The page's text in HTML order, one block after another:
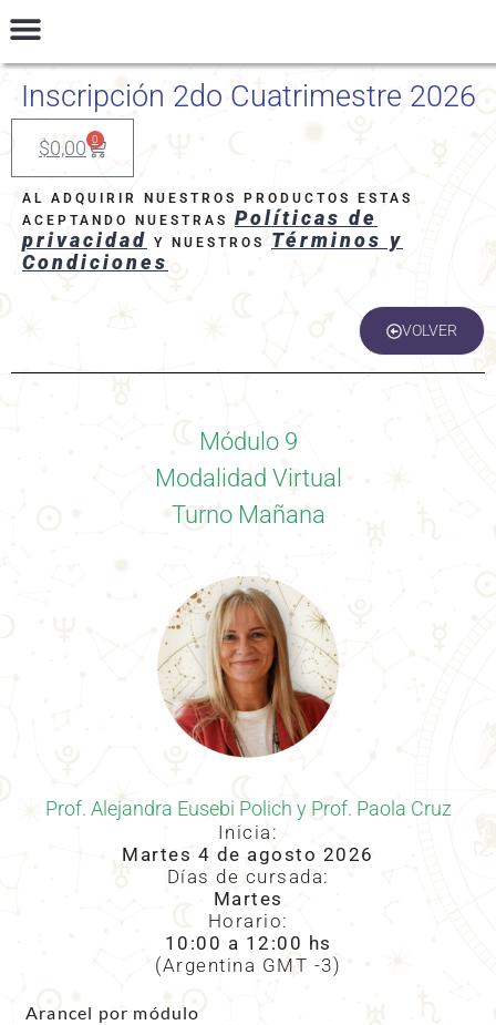
Inscripción 2do Cuatrimestre 2026
$0,00 0
AL ADQUIRIR NUESTROS PRODUCTOS ESTAS
ACEPTANDO NUESTRAS Políticas de
privacidad Y NUESTROS Términos y
Condiciones
VOLVER
Módulo 9
Modalidad Virtual
Turno Mañana
Prof. Alejandra Eusebi Polich y Prof. Paola Cruz
Inicia:
Martes 4 de agosto 2026
Días de cursada:
Martes
Horario:
10:00 a 12 :00 hs
(Argentina GMT -3)
Arancel por módulo